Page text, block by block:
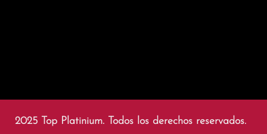
2025 Top Platinium. Todos los derechos reservados.